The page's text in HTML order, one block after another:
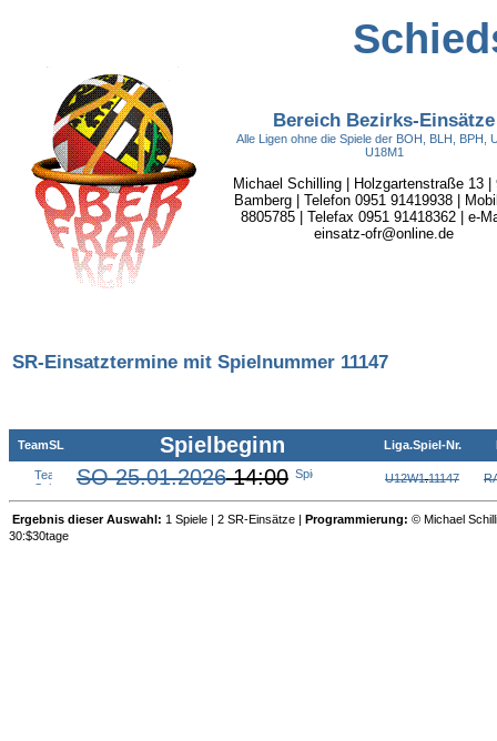
Bereich Bezirks-Einsätze
Alle Ligen ohne die Spiele der BOH, BLH, BPH,
U18M1
Michael Schilling | Holzgartenstraße 13 |
Bamberg | Telefon 0951 91419938 |
8805785 | Telefax 0951 91418362 | e-
einsatz-ofr@online.de
SR-Einsatztermine mit Spielnummer 11147
TeamSL Spielbeginn Liga.Spiel-Nr.
SO 25.01.202614:00 U12W1.11147
Ergebnis dieser Auswahl: 1 Spiele | 2 SR-Einsätze | Programmierung: © Michael
30:$30tage